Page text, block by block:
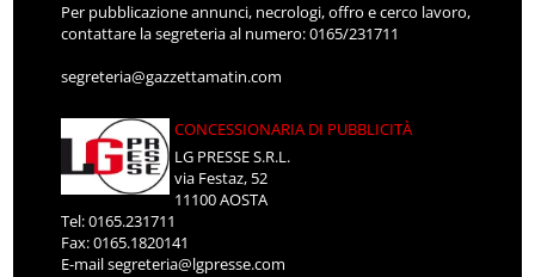
Per pubblicazione annunci, necrologi, offro e cerco lavoro,
contattare la segreteria al numero: 0165/231711
segreteria@gazzettamatin.com
CONCESSIONARIA DI PUBBLICITÀ
LG PRESSE S.R.L.
via Festaz, 52
11100 AOSTA
Tel: 0165.231711
Fax: 0165.1820141
E-mailsegreteria@lgpresse.com